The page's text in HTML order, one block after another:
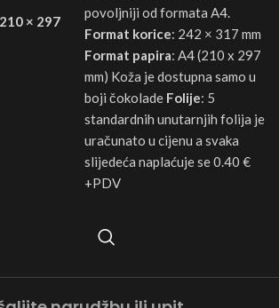
× 297
povoljniji od formata A4.
Format korice: 242 × 317 mm
Format papira: A4 (210 x 297
mm) Koža je dostupna samo u
boji čokolade Folije: 5
standardnih unutarnjih folija je
uračunato u cijenu a svaka
slijedeća naplaćuje se 0.40 €
+PDV